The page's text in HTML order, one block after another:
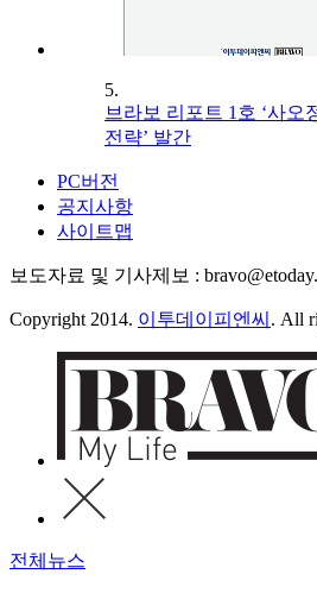
5.
브라보 리포트 1호 ‘사오
전략’ 발간
PC버전
공지사항
사이트맵
보도자료 및 기사제보 :
Copyright 2014. 이투데이피엔씨 . All
전체뉴스